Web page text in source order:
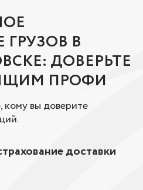
В
ДОВЕРЬТЕ
ПРОФИ
кому вы доверите
доставки